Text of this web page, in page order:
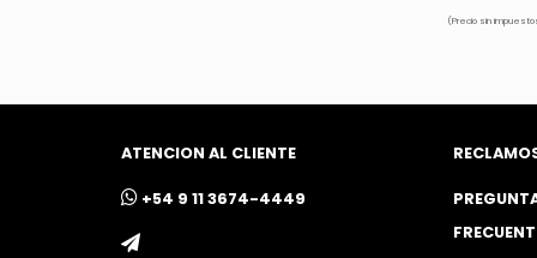
(Precio sin
ATENCION AL CLIENTE
ㅤ+54 9 11 3674-4449